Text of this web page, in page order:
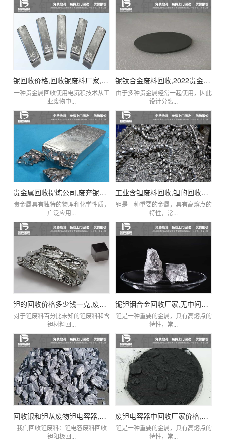
铌回收价格,回收铌废料厂家,铌现在多少钱一克
一种贵金属回收使用电沉积技术从工
业废物中...
铌钛合金废料回收,2022贵金属铌市场价格查询
由于多种贵金属经常一起使用，因此
设计分离...
贵金属回收提炼公司,废弃铌粉,铌棒,铌铁回收
贵金属具有独特的物理和化学性质，
广泛应用...
工业含钽废料回收,钽的回收价格,贵金属钽回收
钽是一种重要的金属，具有高熔点的
特性，常...
钽的回收价格多少钱一克,废旧钽电阻电容回收厂家
对于钽废料百分比未知的钽废料和含
钽材料回...
铌钽铟合金回收厂家,无中间商赚差价,价比同优
钽是一种重要的金属，具有高熔点的
特性，常...
回收银和钽从废物钽电容器,钽电容器钽电阻价格
我们回收钽废料：钽电容废料回收
钽阳极回...
废钽电容器中回收厂家价格,钽回收,钽线圈
钽是一种重要的金属，具有高熔点的
特性，常...